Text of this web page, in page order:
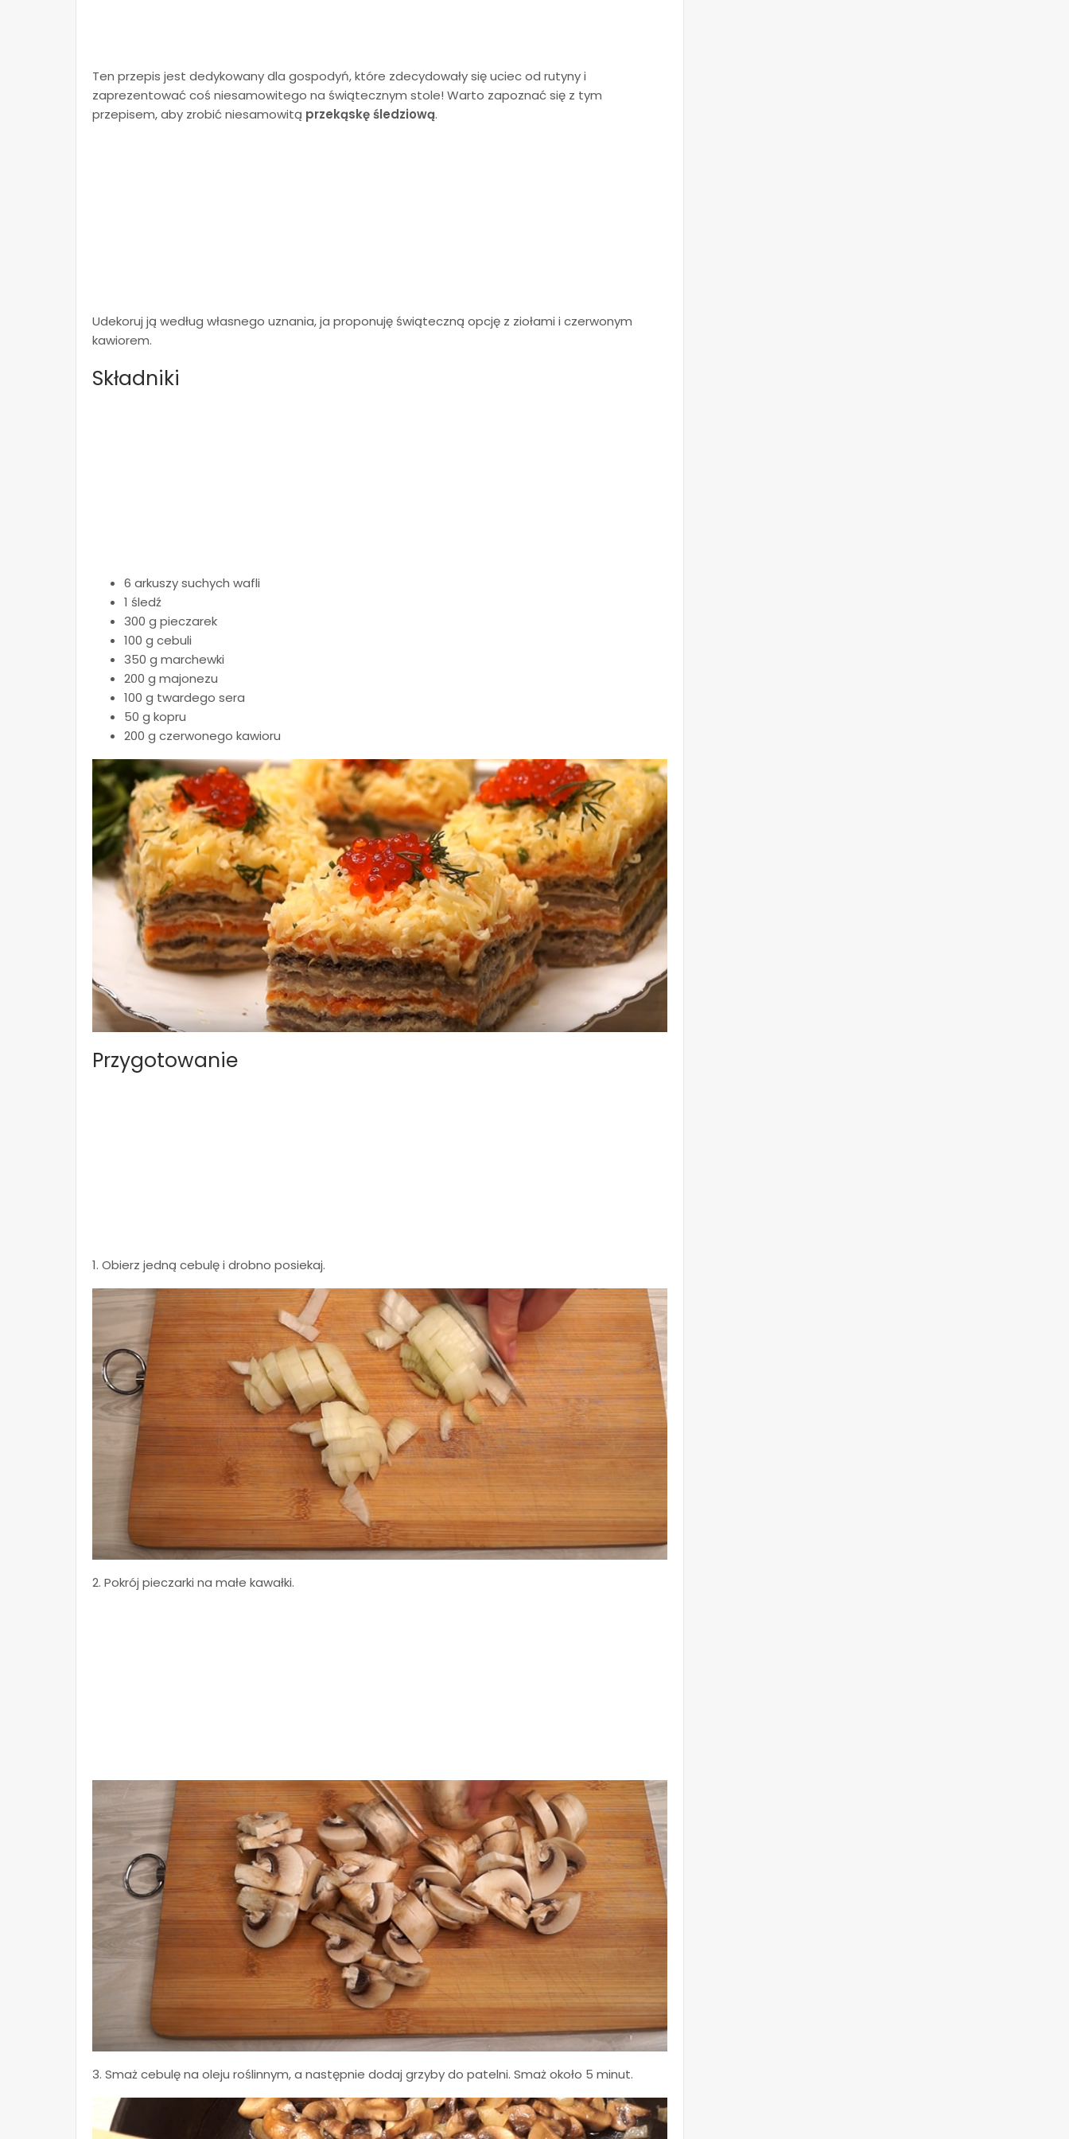
Ten przepis jest dedykowany dla gospodyń, które zdecydowały się uciec od rutyny i
zaprezentować coś niesamowitego na świątecznym stole! Warto zapoznać się z tym
przepisem, aby zrobić niesamowitą przekąskę śledziową.
Udekoruj ją według własnego uznania, ja proponuję świąteczną opcję z ziołami i czerwonym
kawiorem.
Składniki
6 arkuszy suchych wafli
1 śledź
300 g pieczarek
100 g cebuli
350 g marchewki
200 g majonezu
100 g twardego sera
50 g kopru
200 g czerwonego kawioru
Przygotowanie
1. Obierz jedną cebulę i drobno posiekaj.
2. Pokrój pieczarki na małe kawałki.
3. Smaż cebulę na oleju roślinnym, a następnie dodaj grzyby do patelni. Smaż około 5 minut.